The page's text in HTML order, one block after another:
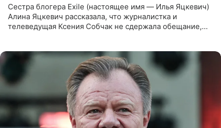
Сестра блогера Exile (настоящее имя — Илья Яцкевич)
Алина Яцкевич рассказала, что журналистка и
телеведущая Ксения Собчак не сдержала обещание,